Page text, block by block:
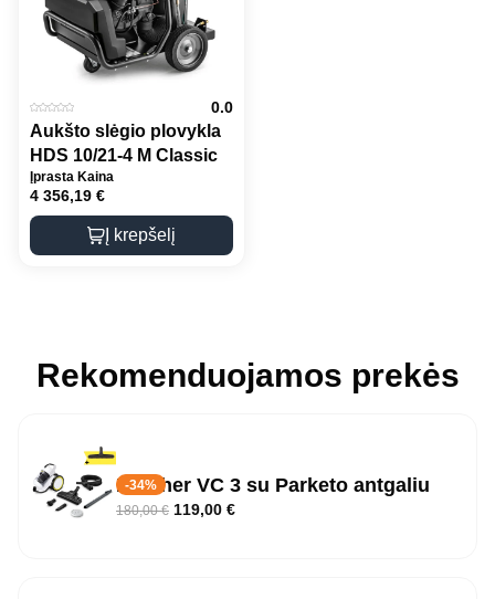
0.0
Aukšto slėgio plovykla
HDS 10/21-4 M Classic
Įprasta Kaina
4 356,19 €
Į krepšelį
Rekomenduojamos prekės
-34%
Karcher VC 3 su Parketo antgaliu
180,00€ 119,00 €